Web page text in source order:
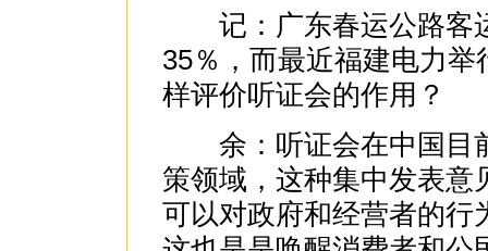
记：广东春运公路客
35％，而最近福建电力
样评价听证会的作用？
余：听证会在中国目
策领域，这种集中发表意
可以对政府和经营者的行